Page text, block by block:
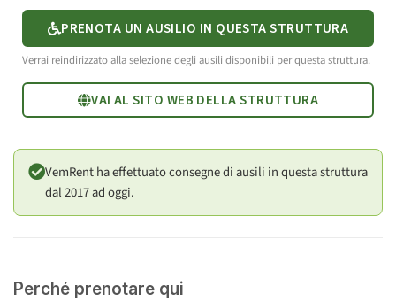
PRENOTA UN AUSILIO IN QUESTA STRUTTURA
Verrai reindirizzato alla selezione degli ausili disponibili per questa struttura.
VAI AL SITO WEB DELLA STRUTTURA
VemRent ha effettuato consegne di ausili in questa struttura
dal 2017 ad oggi.
Perché prenotare qui